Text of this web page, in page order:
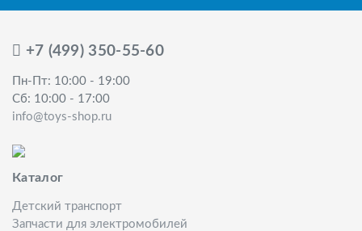
+7 (499) 350-55-60
Пн-Пт: 10:00 - 19:00
Сб: 10:00 - 17:00
info@toys-shop.ru
Каталог
Детский транспорт
Запчасти для электромобилей